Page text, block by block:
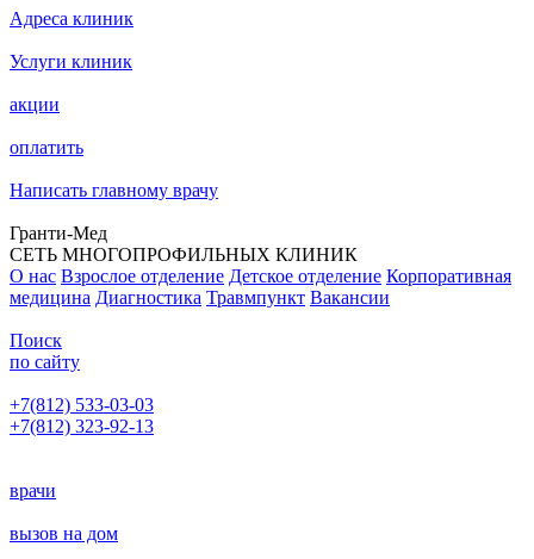
Адреса клиник
Услуги клиник
акции
оплатить
Написать главному врачу
Гранти-Мед
СЕТЬ МНОГОПРОФИЛЬНЫХ КЛИНИК
О нас Взрослое отделение Детское отделение Корпоративная
медицина Диагностика Травмпункт Вакансии
Поиск
по сайту
+7(812) 533-03-03
+7(812) 323-92-13
врачи
вызов на дом